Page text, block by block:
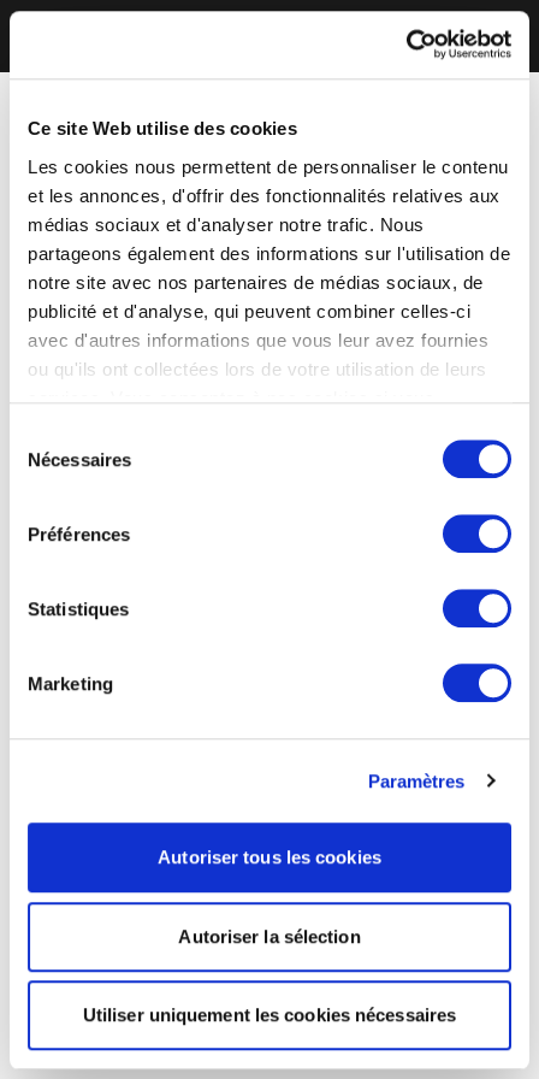
Ce site Web utilise des cookies
Les cookies nous permettent de personnaliser le contenu
et les annonces, d'offrir des fonctionnalités relatives aux
médias sociaux et d'analyser notre trafic. Nous
partageons également des informations sur l'utilisation de
notre site avec nos partenaires de médias sociaux, de
publicité et d'analyse, qui peuvent combiner celles-ci
avec d'autres informations que vous leur avez fournies
ou qu'ils ont collectées lors de votre utilisation de leurs
Nécessaires
Préférences
Statistiques
Marketing
Paramètres
Autoriser tous les cookies
Autoriser la sélection
Utiliser uniquement les cookies nécessaires